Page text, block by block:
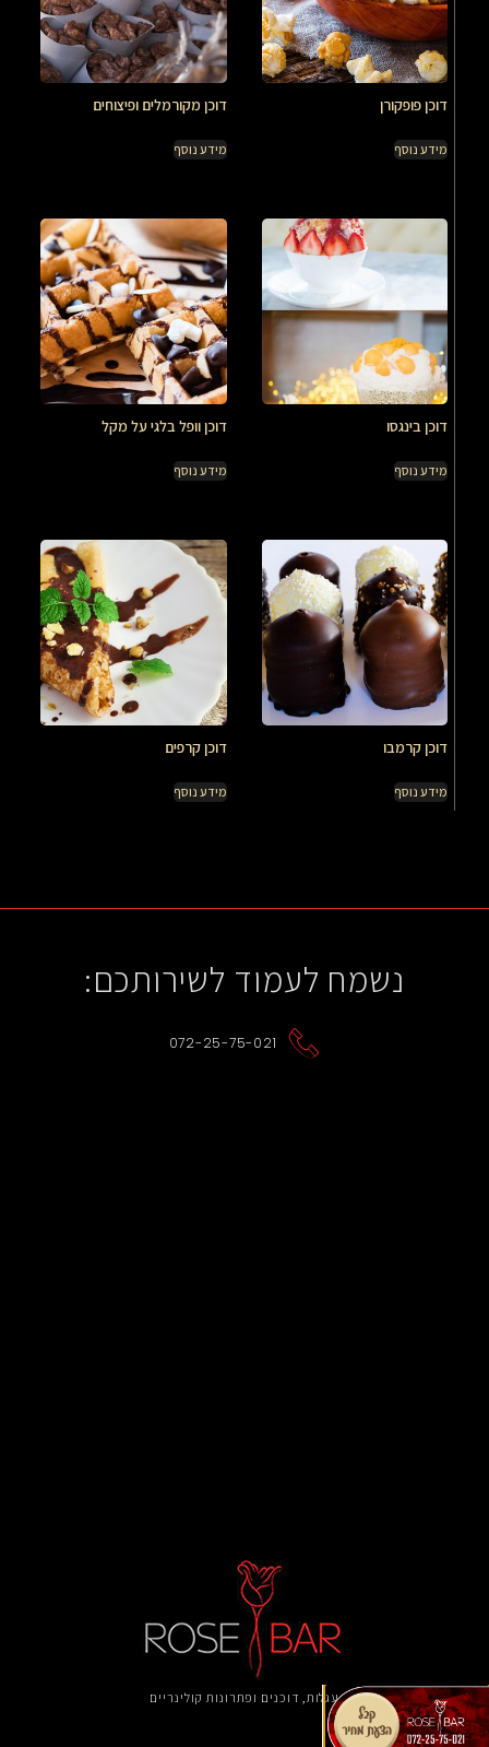
דוכן פופקורן
מידע נוסף
דוכן מקורמלים ופיצוחים
מידע נוסף
דוכן בינגסו
מידע נוסף
דוכן וופל בלגי על מקל
מידע נוסף
דוכן קרמבו
מידע נוסף
דוכן קרפים
מידע נוסף
נשמח לעמוד לשירותכם:
072-25-75-021
עגלות, דוכנים ​ופתרונות קולינריים